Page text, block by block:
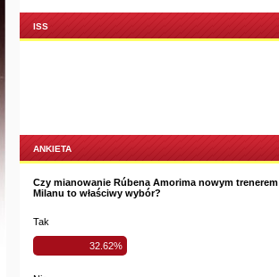
ISS
ANKIETA
Czy mianowanie Rúbena Amorima nowym trenerem
Milanu to właściwy wybór?
Tak
32.62%